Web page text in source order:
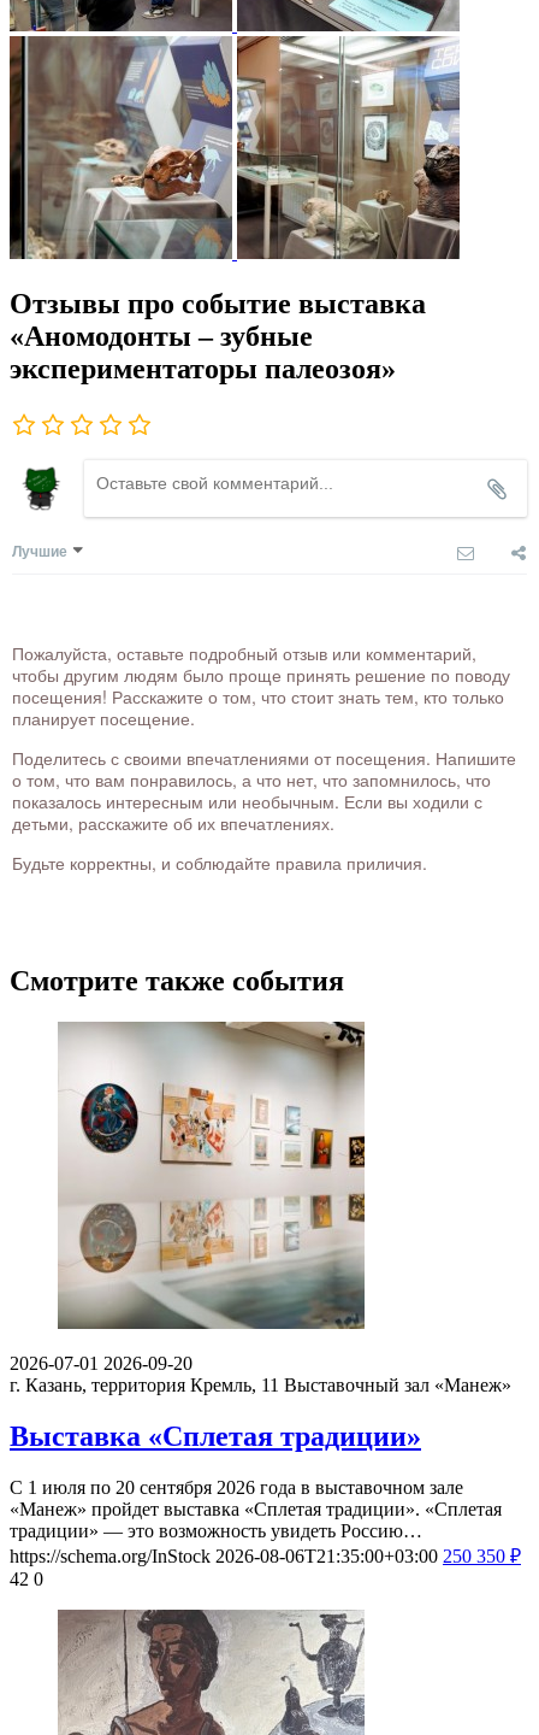
Отзывы про событие выставка
«Аномодонты – зубные
экспериментаторы палеозоя»
Лучшие
Пожалуйста, оставьте подробный отзыв или комментарий,
чтобы другим людям было проще принять решение по поводу
посещения! Расскажите о том, что стоит знать тем, кто только
планирует посещение.
Поделитесь с своими впечатлениями от посещения. Напишите
о том, что вам понравилось, а что нет, что запомнилось, что
показалось интересным или необычным. Если вы ходили с
детьми, расскажите об их впечатлениях.
Будьте корректны, и соблюдайте правила приличия.
Смотрите также события
2026-07-01 2026-09-20
г. Казань, территория Кремль, 11 Выставочный зал «Манеж»
Выставка «Сплетая традиции»
С 1 июля по 20 сентября 2026 года в выставочном зале
«Манеж» пройдет выставка «Сплетая традиции». «Сплетая
традиции» — это возможность увидеть Россию…
https://schema.org/InStock 2026-08-06T21:35:00+03:00 250 350 ₽
42 0